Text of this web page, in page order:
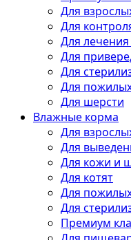
Для
Для
Для
Для
Для
Для
Для шерсти
Влажные корма
Для
Для
Для кожи и
Для котят
Для
Для
Премиум